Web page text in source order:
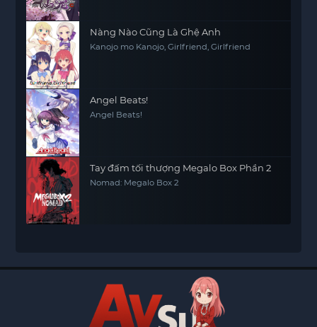
Nàng Nào Cũng Là Ghệ Anh
Kanojo mo Kanojo, Girlfriend, Girlfriend
Angel Beats!
Angel Beats!
Tay đấm tối thượng Megalo Box Phần 2
Nomad: Megalo Box 2